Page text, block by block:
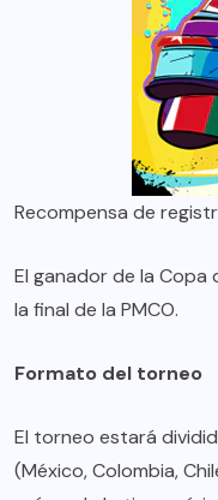
Recompensa de
El ganador de la Copa
la final de la PMCO.
Formato del torneo
El torneo estará
(México, Colombia,